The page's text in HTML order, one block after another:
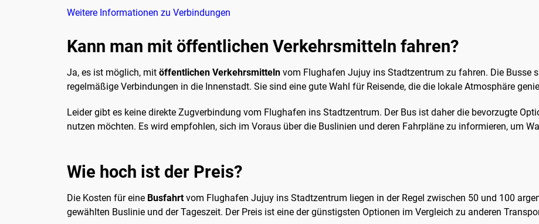
Weitere Informationen zu Verbindungen
Kann man mit öffentlichen Verkehrsmitteln fahren?
Ja, es ist möglich, mit öffentlichen Verkehrsmitteln vom Flughafen Jujuy ins Stadtzentrum zu fahren. Die Busse
regelmäßige Verbindungen in die Innenstadt. Sie sind eine gute Wahl für Reisende, die die lokale Atmosphäre
Leider gibt es keine direkte Zugverbindung vom Flughafen ins Stadtzentrum. Der Bus ist daher die bevorzugte
nutzen möchten. Es wird empfohlen, sich im Voraus über die Buslinien und deren Fahrpläne zu informieren, um
Wie hoch ist der Preis?
Die Kosten für eine Busfahrtvom Flughafen Jujuy ins Stadtzentrum liegen in der Regel zwischen 50 und 100
gewählten Buslinie und der Tageszeit. Der Preis ist eine der günstigsten Optionen im Vergleich zu anderen